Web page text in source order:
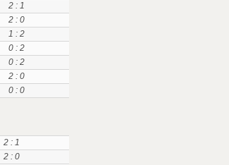
2 : 1
2 : 0
1 : 2
0 : 2
0 : 2
2 : 0
0 : 0
2 : 1
2 : 0